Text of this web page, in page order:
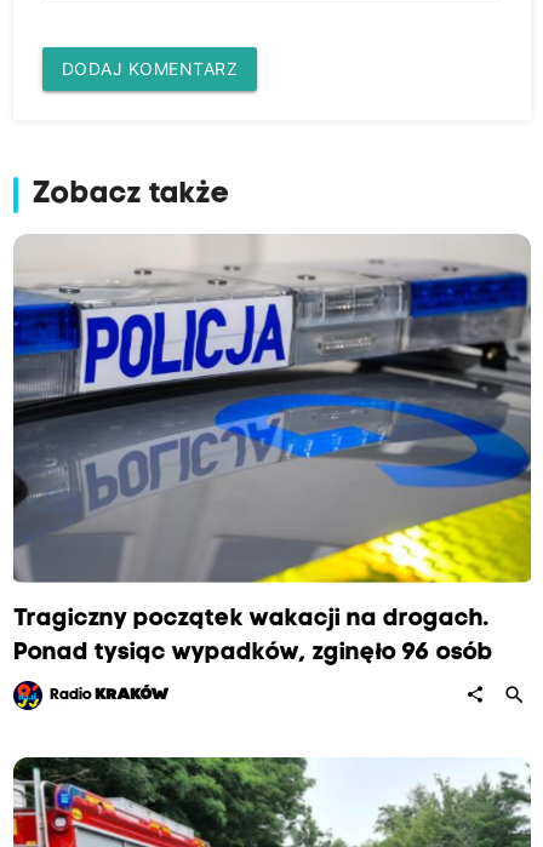
DODAJ KOMENTARZ
Zobacz także
Tragiczny początek wakacji na drogach.
Ponad tysiąc wypadków, zginęło 96 osób
Radio KRAKÓW share search